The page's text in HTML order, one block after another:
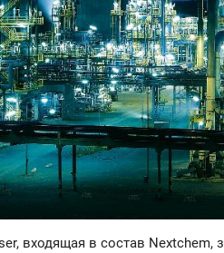
входящая в состав Nextchem,